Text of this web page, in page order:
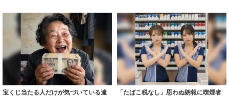
宝くじ当たる人だけが気づいている違
「たばこ税なし」思わぬ朗報に喫煙者